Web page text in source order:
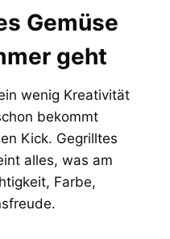
Gemüse
geht
wenig Kreativität
bekommt
Kick. Gegrilltes
alles, was am
Farbe,